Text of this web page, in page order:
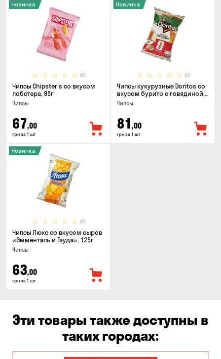
(0)
Новинка
Чипсы Chipster's со вкусом
лобстера, 95г
Чипсы
67,00
грн за 1 шт
(0)
Новинка
Чипсы кукурузные Doritos со
вкусом бурито с говядиной,
90г
Чипсы
81 ,00
грн за 1 шт
(0)
Новинка
Чипсы Люкс со вкусом сыров
«Эмменталь и Гауда», 125г
Чипсы
63,00
грн за 1 шт
Эти товары также доступны в
таких городах: